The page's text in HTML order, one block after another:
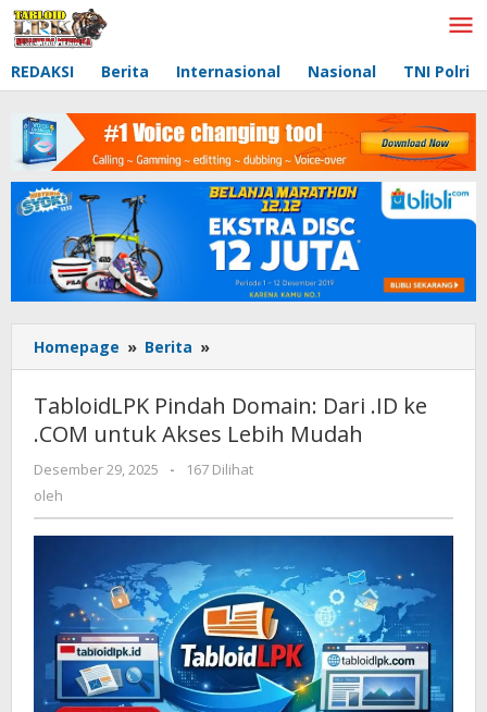
Lewati
ke
REDAKSI Berita Internasional Nasional TNI Polri
Homepage » Berita »
Pindah
Domain:
Dari
.ID
ke
Mudah
TabloidLPK Pindah Domain: Dari .ID ke
.COM untuk Akses Lebih Mudah
Desember 29, 2025 oleh
-
167 Dilihat
oleh